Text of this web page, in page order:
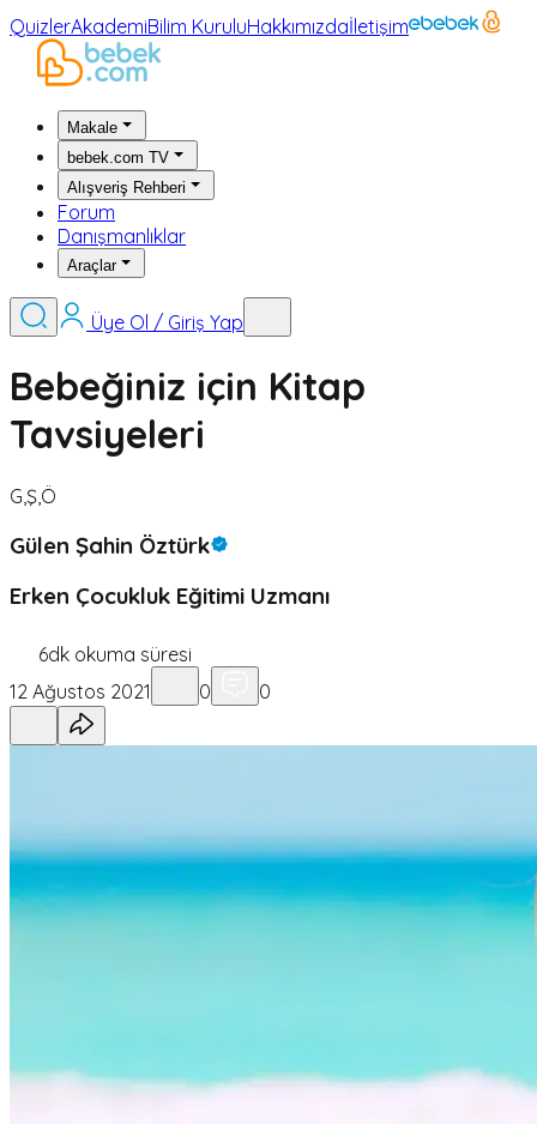
QuizlerAkademiBilim KuruluHakkımızdaİletişim
Makale
bebek.com TV
Alışveriş Rehberi
Forum
Danışmanlıklar
Araçlar
Üye Ol / Giriş Yap
Bebeğiniz için Kitap
Tavsiyeleri
G,Ş,Ö
Gülen Şahin Öztürk
Erken Çocukluk Eğitimi Uzmanı
6dk okuma süresi
12 Ağustos 2021
0 0